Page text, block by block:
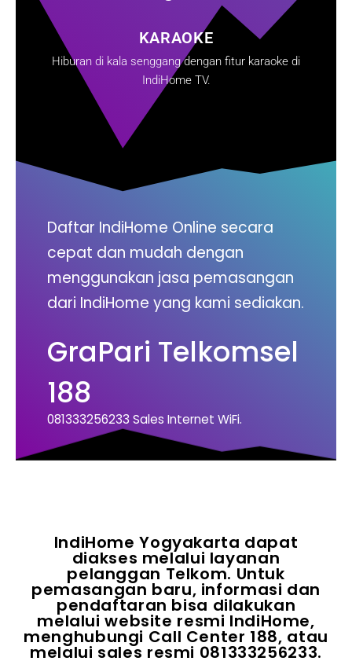
KARAOKE
Hiburan di kala senggang dengan fitur karaoke di
IndiHome TV.
Daftar IndiHome Online secara
cepat dan mudah dengan
menggunakan jasa pemasangan
dari IndiHome yang kami sediakan.
GraPari Telkomsel
188
081333256233 Sales Internet WiFi.
IndiHome Yogyakarta dapat
diakses melalui layanan
pelanggan Telkom. Untuk
pemasangan baru, informasi dan
pendaftaran bisa dilakukan
melalui website resmi IndiHome,
menghubungi Call Center 188, atau
melalui sales resmi 081333256233.